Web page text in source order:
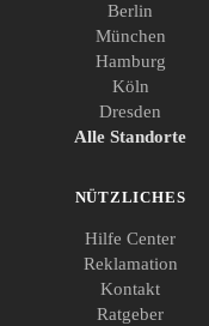
Berlin
München
Hamburg
Köln
Dresden
Alle Standorte
NÜTZLICHES
Hilfe Center
Reklamation
Kontakt
Ratgeber